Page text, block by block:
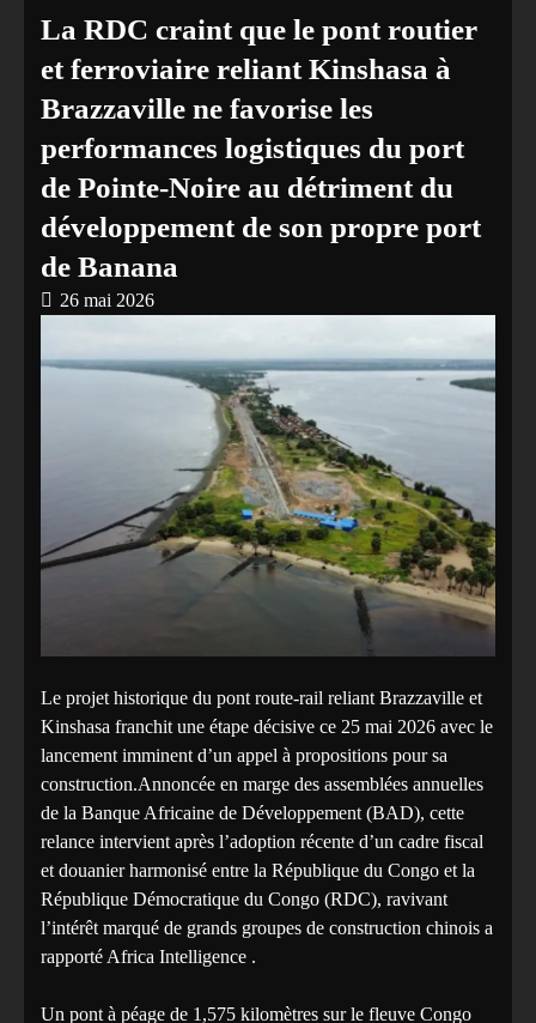
La RDC craint que le pont routier
et ferroviaire reliant Kinshasa à
Brazzaville ne favorise les
performances logistiques du port
de Pointe-Noire au détriment du
développement de son propre port
de Banana
26 mai 2026
Le projet historique du pont route-rail reliant Brazzaville et
Kinshasa franchit une étape décisive ce 25 mai 2026 avec le
lancement imminent d’un appel à propositions pour sa
construction.Annoncée en marge des assemblées annuelles
de la Banque Africaine de Développement (BAD), cette
relance intervient après l’adoption récente d’un cadre fiscal
et douanier harmonisé entre la République du Congo et la
République Démocratique du Congo (RDC), ravivant
l’intérêt marqué de grands groupes de construction chinois a
rapporté Africa Intelligence .
Un pont à péage de 1,575 kilomètres sur le fleuve Congo